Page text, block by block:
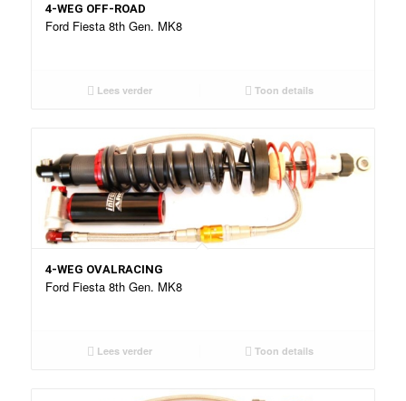
4-WEG OFF-ROAD
Ford Fiesta 8th Gen. MK8
Lees verder Toon details
4-WEG OVALRACING
Ford Fiesta 8th Gen. MK8
Lees verder Toon details